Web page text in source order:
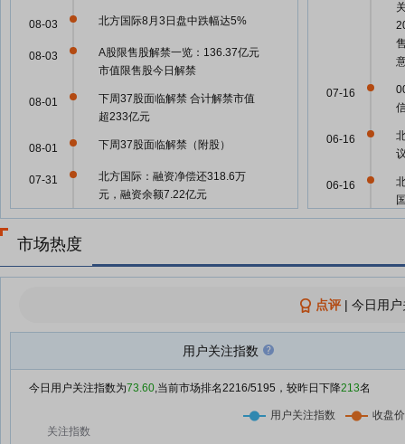
北方国际8月3日盘中跌幅达5%
08-03
A股限售股解禁一览：136.37亿元
市值限售股今日解禁
08-03
下周37股面临解禁 合计解禁市值
超233亿元
08-01
下周37股面临解禁（附股）
08-01
北方国际：融资净偿还318.6万
元，融资余额7.22亿元
07-31
北方国际：二季度新签合同额3.83
北方国际：融资净偿还10.48万
元，融资余额7.21亿元
07-29
元，融资余额7.21亿元
07-28
07-24
07-16
06-16
06-16
06-11
04-27
市场热度
点评| 今日用
用户关注指数
今日用户关注指数为73.60,当前市场排名2216/5195，较昨日下降213名